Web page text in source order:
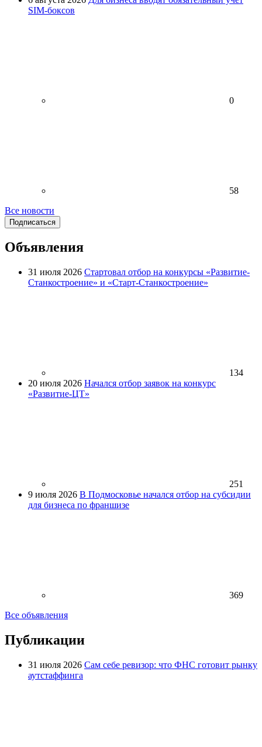
SIM-боксов
0
58
Все новости
Подписаться
Объявления
31 июля 2026 Стартовал отбор на конкурсы «Развитие-
Станкостроение» и «Старт-Станкостроение»
134
20 июля 2026 Начался отбор заявок на конкурс
«Развитие-ЦТ»
251
9 июля 2026 В Подмосковье начался отбор на субсидии
для бизнеса по франшизе
369
Все объявления
Публикации
31 июля 2026 Сам себе ревизор: что ФНС готовит рынку
аутстаффинга